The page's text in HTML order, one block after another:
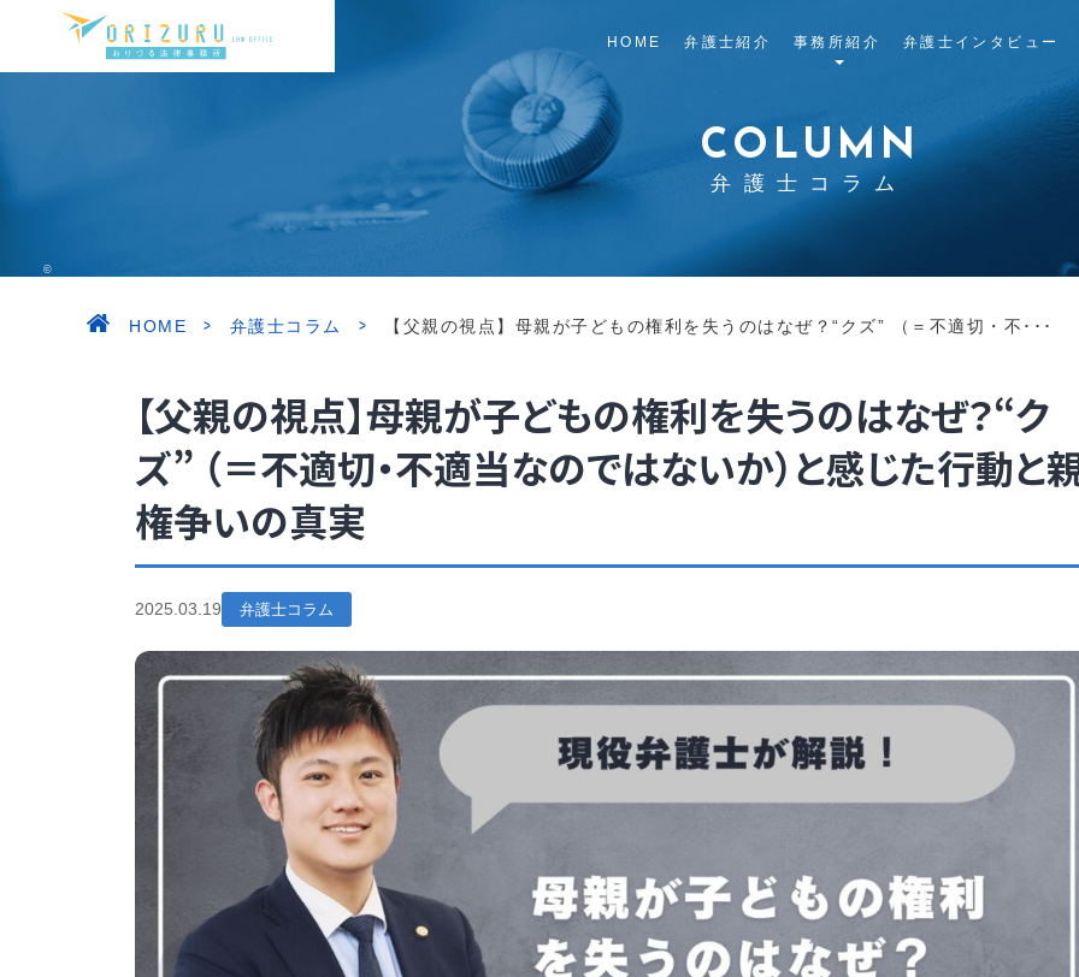
HOME 弁護士紹介 事務所紹介 弁護士インタビュー
COLUMN
弁護士コラム
HOME > 弁護士コラム > 【父親の視点】母親が子どもの権利を失うのはなぜ？“クズ” （＝不適切・不･･･
【父親の視点】母親が子どもの権利を失うのはなぜ？“ク
ズ” （＝不適切・不適当なのではないか）と感じた行動と
権争いの真実
2025.03.19 弁護士コラム